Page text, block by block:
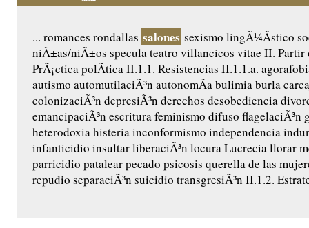
... romances rondallas salones sexismo lingÃ¼Ã­stico
niÃ±as/niÃ±os specula teatro villancicos vitae II. Partir
PrÃ¡ctica polÃ­tica II.1.1. Resistencias II.1.1.a.
autismo automutilaciÃ³n autonomÃ­a bulimia burla
colonizaciÃ³n depresiÃ³n derechos desobediencia
emancipaciÃ³n escritura feminismo difuso flagelaciÃ³n
heterodoxia histeria inconformismo independencia
infanticidio insultar liberaciÃ³n locura Lucrecia llorar
parricidio patalear pecado psicosis querella de las
repudio separaciÃ³n suicidio transgresiÃ³n II.1.2.